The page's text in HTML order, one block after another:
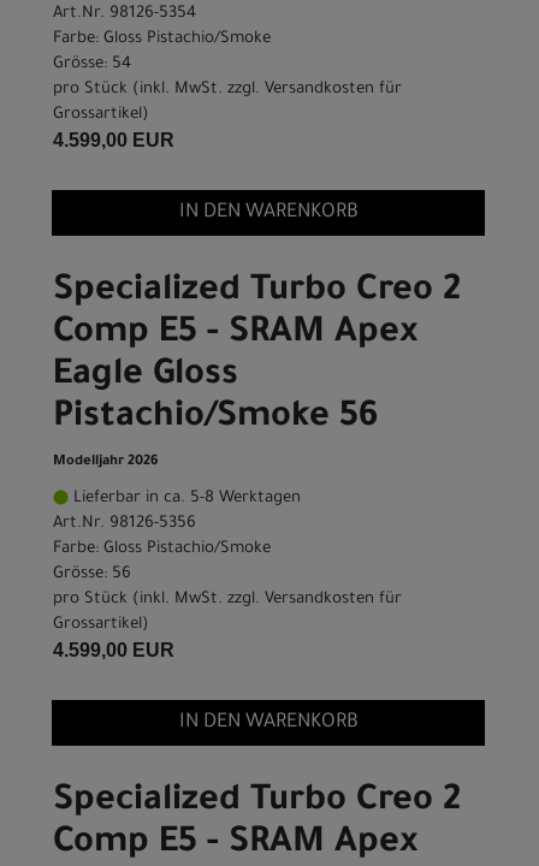
Art.Nr. 98126-5354
Farbe: Gloss Pistachio/Smoke
Grösse: 54
pro Stück (inkl. MwSt. zzgl. Versandkosten für
Grossartikel)
4.599,00 EUR
IN DEN WARENKORB
Specialized Turbo Creo 2
Comp E5 - SRAM Apex
Eagle Gloss
Pistachio/Smoke 56
Modelljahr 2026
Lieferbar in ca. 5-8 Werktagen
Art.Nr. 98126-5356
Farbe: Gloss Pistachio/Smoke
Grösse: 56
pro Stück (inkl. MwSt. zzgl. Versandkosten für
Grossartikel)
4.599,00 EUR
IN DEN WARENKORB
Specialized Turbo Creo 2
Comp E5 - SRAM Apex